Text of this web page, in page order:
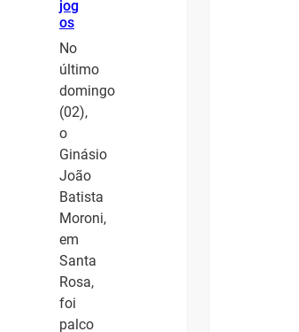
jog
os
No
último
domingo
(02),
o
Ginásio
João
Batista
Moroni,
em
Santa
Rosa,
foi
palco